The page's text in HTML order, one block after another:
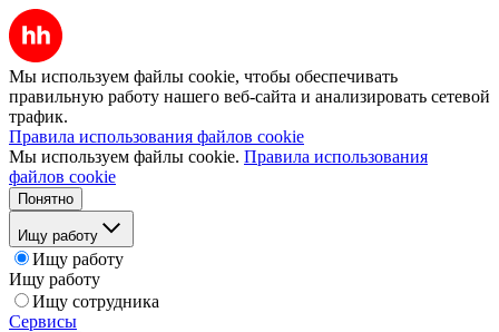
Мы используем файлы cookie, чтобы обеспечивать
правильную работу нашего веб-сайта и анализировать сетевой
трафик.
Правила использования файлов cookie
Мы используем файлы cookie. Правила использования
файлов cookie
Понятно
Ищу работу
Ищу работу
Ищу работу
Ищу сотрудника
Сервисы